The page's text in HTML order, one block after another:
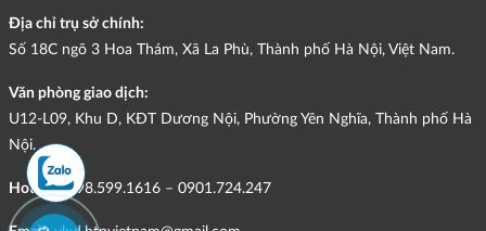
Địa chỉ trụ sở chính:
Số 18C ngõ 3 Hoa Thám, Xã La Phù, Thành phố Hà Nội, Việt Nam.
Văn phòng giao dịch:
U12-L09, Khu D, KĐT Dương Nội, Phường Yên Nghĩa, Thành phố Hà
Nội.
Hotline:098.599.1616 – 0901.724.247